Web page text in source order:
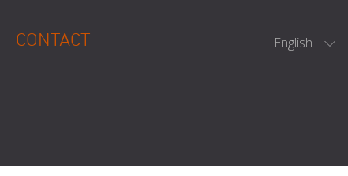
English
CONTACT